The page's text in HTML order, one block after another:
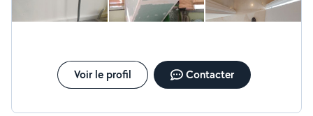
Voir le profil Contacter